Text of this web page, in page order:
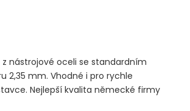
nástrojové oceli se standardním
2,35 mm. Vhodné i pro rychle
Nejlepší kvalita německé firmy